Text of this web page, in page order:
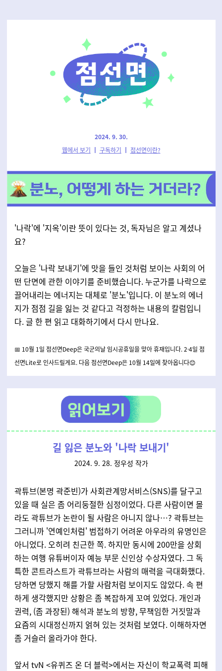
2024. 9. 30.
웹에서 보기 ┃ 구독하기 ┃ 점선면이란?
'나락'에 '지옥'이란 뜻이 있다는 것, 독자님은 알고 계셨나
요?
오늘은 '나락 보내기'에 맛을 들인 것처럼 보이는 사회의 어
떤 단면에 관한 이야기를 준비했습니다. 누군가를 나락으로
끌어내리는 에너지는 대체로 '분노'입니다. 이 분노의 에너
지가 점점 길을 잃는 것 같다고 걱정하는 내용의 칼럼입니
다. 글 한 편 읽고 대화하기에서 다시 만나요.
📅 10월 1일 점선면Deep은 국군의날 임시공휴일을 맞아 휴재입니다. 2·4일 점
선면Lite로 인사드릴게요. 다음 점선면Deep은 10월 14일에 찾아옵니다😊
길 잃은 분노와 '나락 보내기'
2024. 9. 28. 정우성 작가
곽튜브(본명 곽준빈)가 사회관계망서비스(SNS)를 달구고
있을 때 실은 좀 어리둥절한 심정이었다. 다른 사람이면 몰
라도 곽튜브가 논란이 될 사람은 아니지 않나…? 곽튜브는
그러니까 '연예인처럼' 범접하기 어려운 아우라의 유명인은
아니었다. 오히려 친근한 쪽. 하지만 동시에 200만을 상회
하는 여행 유튜버이자 예능 부문 신인상 수상자였다. 그 독
특한 콘트라스트가 곽튜브라는 사람의 매력을 극대화했다.
당하면 당했지 해를 가할 사람처럼 보이지도 않았다. 속 편
하게 생각했지만 상황은 좀 복잡하게 꼬여 있었다. 개인과
권력, (좀 과장된) 해석과 분노의 방향, 무책임한 거짓말과
요즘의 시대정신까지 얽혀 있는 것처럼 보였다. 이해하자면
좀 거슬러 올라가야 한다.
앞서 tvN <유퀴즈 온 더 블럭>에서는 자신이 학교폭력 피해